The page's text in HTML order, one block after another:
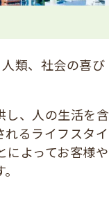
類、社会の喜び
し、人の生活を含
るライフスタイ
によってお客様や